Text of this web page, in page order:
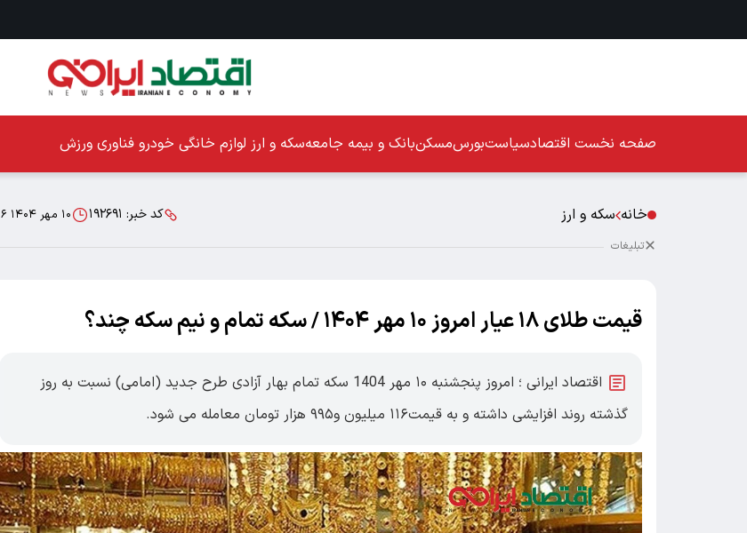
صفحه نخست اقتصادسیاستبورسمسکنبانک و بیمه جامعهسکه و ارز لوازم خانگی خودرو فناوری ورزش
خانه سکه و ارز کد خبر: ۱۹۲۶۹۱ ۱۰ مهر ۱۴۰۴ ۱۱:۱۶
تبلیغات
قیمت طلای ۱۸ عیار امروز ۱۰ مهر ۱۴۰۴ / سکه تمام و نیم سکه چند؟
اقتصاد ایرانی ؛ امروز پنجشنبه ۱۰ مهر 1404 سکه تمام‌ بهار آزادی طرح جدید (امامی) نسبت به روز
گذشته روند افزایشی داشته و به قیمت۱۱۶ میلیون و۹۹۵ هزار تومان معامله می شود.